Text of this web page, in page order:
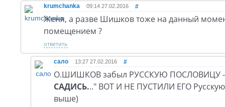
krumchanka 09:14 27.02.2016 #
Женя, а разве Шишков тоже на данный
помещением ?
ответить
сало 13:27 27.02.2016 #
О.ШИШКОВ забыл РУССКУЮ ПОСЛОВИЦУ
САДИСЬ..." ВОТ И НЕ ПУСТИЛИ ЕГО
выше)